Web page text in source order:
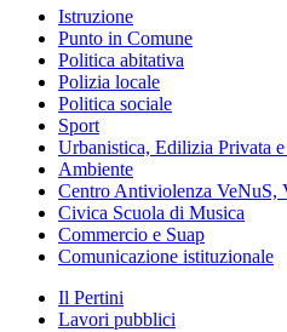
Istruzione
Punto in Comune
Politica abitativa
Polizia locale
Politica sociale
Sport
Urbanistica, Edilizia Privata
Ambiente
Centro Antiviolenza VeNuS,
Civica Scuola di Musica
Commercio e Suap
Comunicazione istituzionale
Il Pertini
Lavori pubblici